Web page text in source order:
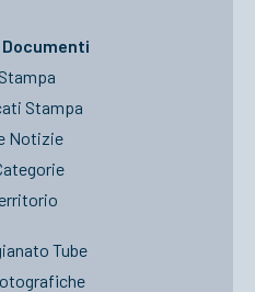
Stampa
Notizie
Tube